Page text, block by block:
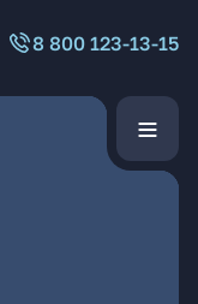
8 800 123-13-15